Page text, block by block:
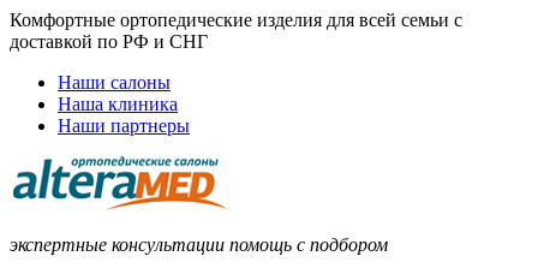
Комфортные ортопедические изделия для всей семьи с
доставкой по РФ и СНГ
Наши салоны
Наша клиника
Наши партнеры
экспертные консультации помощь с подбором